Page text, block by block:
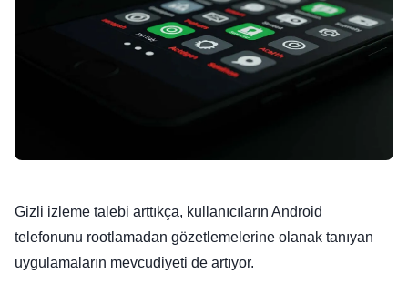
Gizli izleme talebi arttıkça, kullanıcıların Android
telefonunu rootlamadan gözetlemelerine olanak tanıyan
uygulamaların mevcudiyeti de artıyor.